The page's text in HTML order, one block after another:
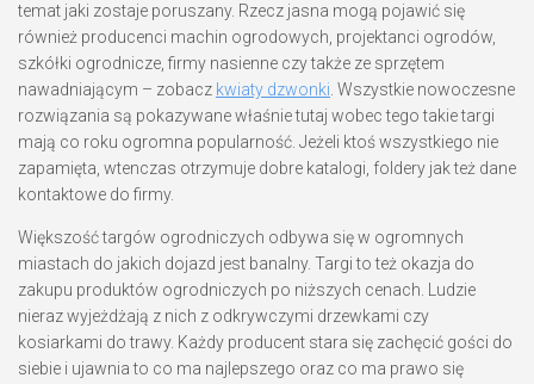
temat jaki zostaje poruszany. Rzecz jasna mogą pojawić się
również producenci machin ogrodowych, projektanci ogrodów,
szkółki ogrodnicze, firmy nasienne czy także ze sprzętem
nawadniającym – zobacz kwiaty dzwonki . Wszystkie nowoczesne
rozwiązania są pokazywane właśnie tutaj wobec tego takie targi
mają co roku ogromna popularność. Jeżeli ktoś wszystkiego nie
zapamięta, wtenczas otrzymuje dobre katalogi, foldery jak też dane
kontaktowe do firmy.
Większość targów ogrodniczych odbywa się w ogromnych
miastach do jakich dojazd jest banalny. Targi to też okazja do
zakupu produktów ogrodniczych po niższych cenach. Ludzie
nieraz wyjeżdżają z nich z odkrywczymi drzewkami czy
kosiarkami do trawy. Każdy producent stara się zachęcić gości do
siebie i ujawnia to co ma najlepszego oraz co ma prawo się